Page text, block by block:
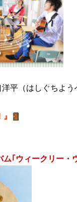
平（はしぐちよ
｢ウィークリー・